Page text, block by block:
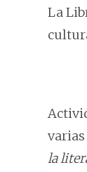
La
varias
la